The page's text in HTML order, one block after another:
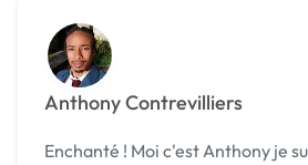
Anthony Contrevilliers
Enchanté ! Moi c'est Anthony je